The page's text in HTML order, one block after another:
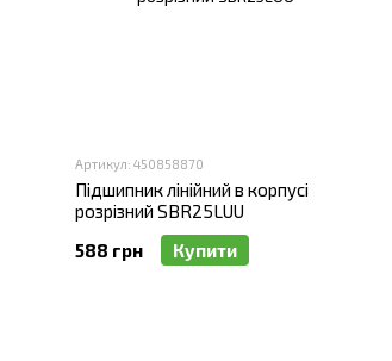
Артикул: 450858870
Підшипник лінійний в корпусі
розрізний SBR25LUU
588 грн
Купити